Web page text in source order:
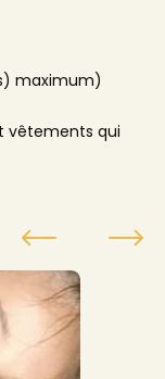
maximum)
vêtements qui